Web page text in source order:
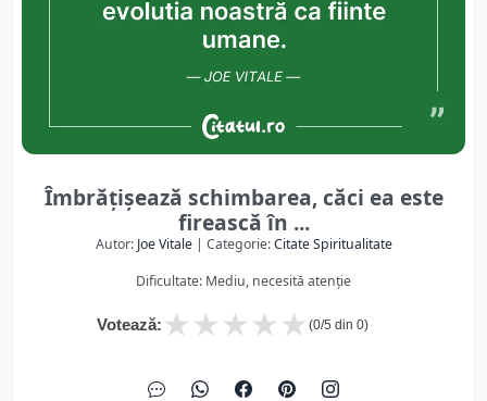
Îmbrățișează schimbarea, căci ea este
firească în ...
Autor: Joe Vitale| Categorie:Citate Spiritualitate
Dificultate: Mediu, necesită atenție
Votează: ★
★
★
★
★ (0/5 din 0)